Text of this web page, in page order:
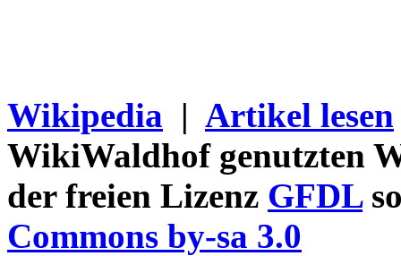
Wikipedia | Artikel lesen
WikiWaldhof genutzten
der freien Lizenz GFDL
Commons by-sa 3.0